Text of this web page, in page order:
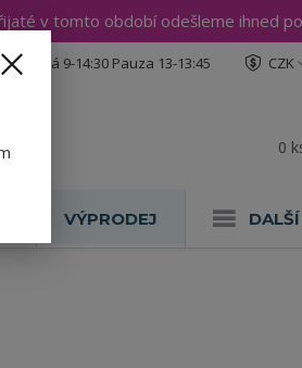
v tomto období odešleme ihned
CZK
15:30 Pá 9-14:30 Pauza 13-13:45
0
VÝPRODEJ